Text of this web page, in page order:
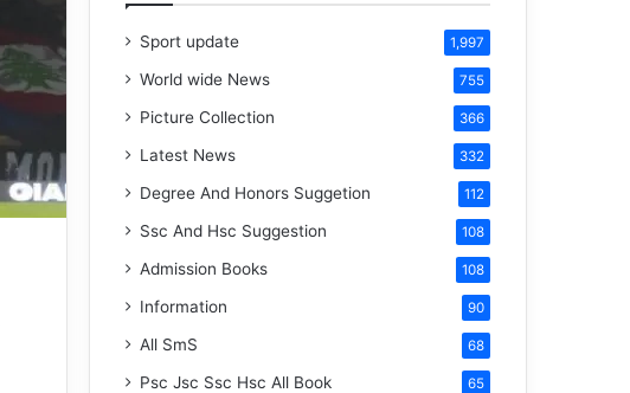
Sport update 1,997
World wide News 755
Picture Collection 366
Latest News 332
Degree And Honors Suggetion 112
Ssc And Hsc Suggestion 108
Admission Books 108
Information 90
All SmS 68
Psc Jsc Ssc Hsc All Book 65